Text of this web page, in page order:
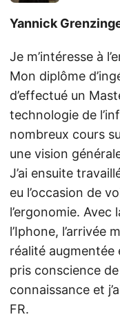
Yannick
Je m’intéresse à
Mon diplôme
d’effectué un
technologie de
nombreux cours
une vision
J’ai ensuite
eu l’occasion de
l’ergonomie.
l’Iphone, l’arrivée
réalité augmentée
pris conscience
connaissance et
FR.